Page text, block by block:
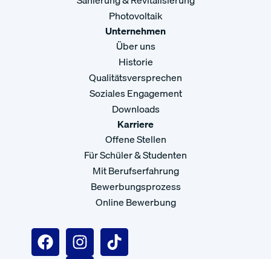
Photovoltaik
Unternehmen
Über uns
Historie
Qualitätsversprechen
Soziales Engagement
Downloads
Karriere
Offene Stellen
Für Schüler & Studenten
Mit Berufserfahrung
Bewerbungsprozess
Online Bewerbung